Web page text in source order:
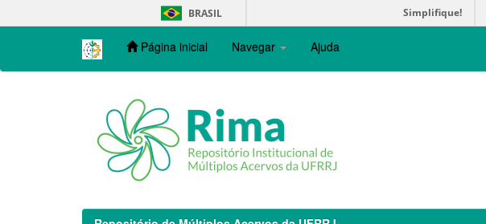
navigation
BRASIL Simplifique!
Página inicial Navegar Ajuda